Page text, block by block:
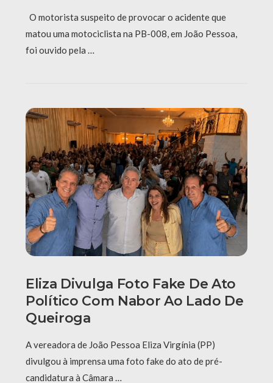
O motorista suspeito de provocar o acidente que
matou uma motociclista na PB-008, em João Pessoa,
foi ouvido pela …
Eliza Divulga Foto Fake De Ato
Político Com Nabor Ao Lado De
Queiroga
A vereadora de João Pessoa Eliza Virgínia (PP)
divulgou à imprensa uma foto fake do ato de pré-
candidatura à Câmara …